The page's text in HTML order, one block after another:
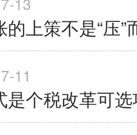
上策不是“压”
11
是个税改革可选